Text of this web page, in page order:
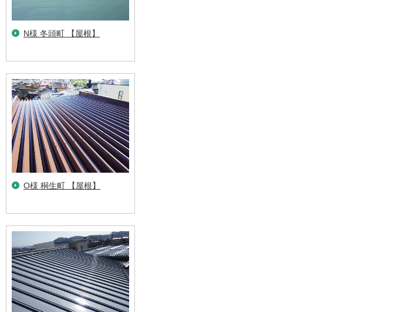
N様 冬頭町 【屋根】
O様 桐生町 【屋根】